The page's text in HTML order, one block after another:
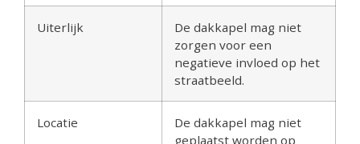
Uiterlijk
De dakkapel mag niet
zorgen voor een
negatieve invloed op het
straatbeeld.
Locatie
De dakkapel mag niet
geplaatst worden op